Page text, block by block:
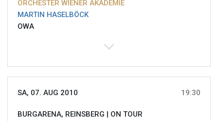
ORCHESTER WIENER AKADEMIE
MARTIN HASELBÖCK
OWA
SA, 07. AUG 2010 19:30
BURGARENA, REINSBERG | ON TOUR